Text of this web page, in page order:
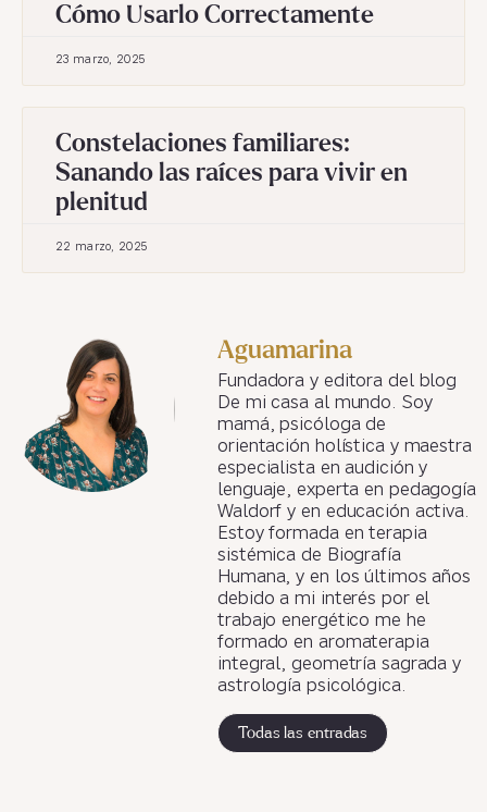
Cómo Usarlo Correctamente
23 marzo, 2025
Constelaciones familiares:
Sanando las raíces para vivir en
plenitud
22 marzo, 2025
Aguamarina
Fundadora y editora del blog
De mi casa al mundo. Soy
mamá, psicóloga de
orientación holística y maestra
especialista en audición y
lenguaje, experta en pedagogía
Waldorf y en educación activa.
Estoy formada en terapia
sistémica de Biografía
Humana, y en los últimos años
debido a mi interés por el
trabajo energético me he
formado en aromaterapia
integral, geometría sagrada y
astrología psicológica.
Todas las entradas